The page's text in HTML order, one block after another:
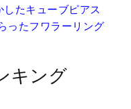
たキューブピアス
ったフワラーリング
キング